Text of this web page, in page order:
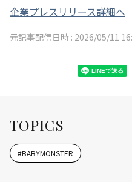
企業プレスリリース詳細へ
元記事配信日時 : 2026/05/11
TOPICS
#BABYMONSTER